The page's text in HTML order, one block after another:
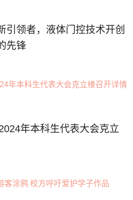
引领者，液体门控技术开创
先锋
年本科生代表大会克立